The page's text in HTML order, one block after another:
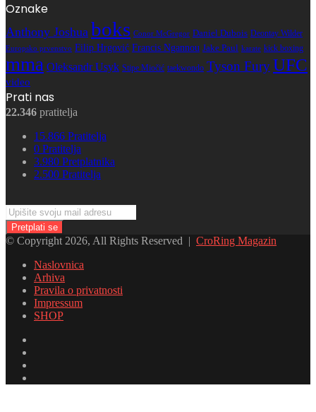
Oznake
Anthony Joshua boks Conor McGregor Daniel Dubois Deontay Wilder
Europsko prvenstvo Filip Hrgović Francis Ngannou Jake Paul karate kick boxing
mma Oleksandr Usyk Stipe Miočić taekwondo Tyson FuryUFC
video
Prati nas
22.346 pratitelja
15.866 Pratitelja
0 Pratitelja
3.980 Pretplatnika
2.500 Pratitelja
Upišite
svoju
mail
adresu
© Copyright 2026, All Rights Reserved | CroRing Magazin
Naslovnica
Arhiva
Pravila o privatnosti
Impressum
SHOP